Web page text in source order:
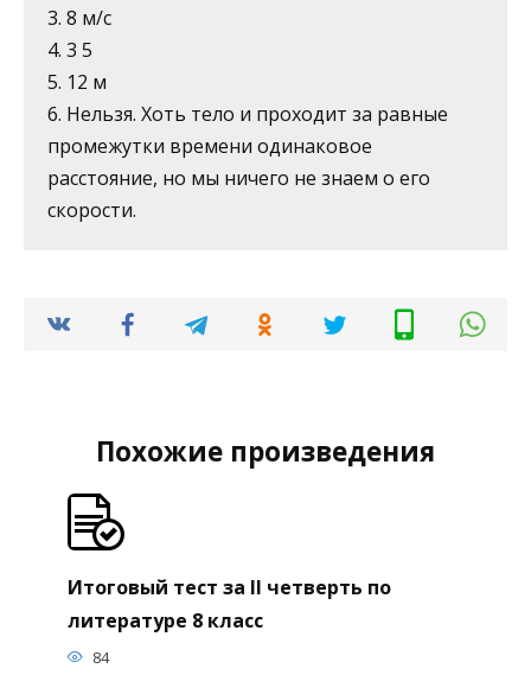
3. 8 м/с
4. 3 5
5. 12 м
6. Нельзя. Хоть тело и проходит за равные
промежутки времени одинаковое
расстояние, но мы ничего не знаем о его
скорости.
Похожие произведения
Итоговый тест за II четверть по
литературе 8 класс
84